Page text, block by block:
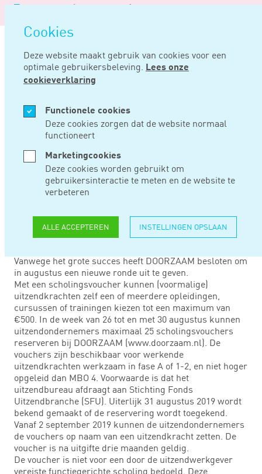
overslaan
Cookies
Deze website maakt gebruik van cookies voor een
optimale gebruikersbeleving. Lees onze
cookieverklaring
Functionele cookies
Deze cookies zorgen dat de website normaal
functioneert
Marketingcookies
Deze cookies worden gebruikt om
gebruikersinteractie te meten en de website te
verbeteren
ALLE ACCEPTEREN INSTELLINGEN OPSLAAN
Logo
Noord
Negentig
Home Nieuws Scholingsvouchers voor uitzendkrachten
AUG 13, 2019
VOOR
UITZENDKRACHTEN
Uitzendondernemers kunnen weer bij DOORZAAM
Vanwege het grote succes heeft DOORZAAM besloten om
in augustus een nieuwe ronde uit te geven.
Met een scholingsvoucher kunnen (voormalige)
uitzendkrachten zelf een of meerdere opleidingen,
cursussen of trainingen kiezen tot een maximum van
€500. In de week van 26 tot en met 30 augustus kunnen
uitzendondernemers maximaal 25 scholingsvouchers
reserveren bij DOORZAAM (www.doorzaam.nl). De
vouchers zijn beschikbaar voor werkende
uitzendkrachten werkzaam in fase A of 1-2, en niet hoger
opgeleid dan MBO 4. Voorwaarde is dat het
uitzendbureau afdraagt aan Stichting Fonds
Uitzendbranche (SFU). Uiterlijk 31 augustus 2019 wordt
bekend gemaakt of de reservering wordt toegekend.
Vanaf 2 september 2019 kunnen de uitzendondernemers
de vouchers op naam van een uitzendkracht zetten. De
voucher is na uitgifte drie maanden geldig.
De voucher is niet voor een door de uitzendwerkgever
vereiste functiegerichte scholing bedoeld. Deze